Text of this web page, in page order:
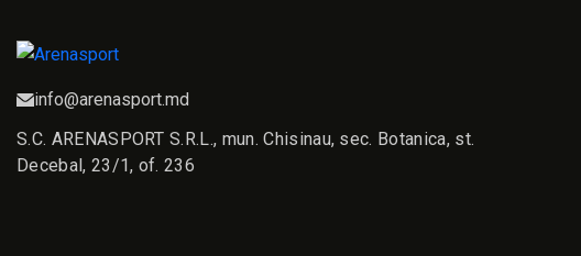
info@arenasport.md
S.C. ARENASPORT S.R.L., mun. Chisinau, sec. Botanica, st.
Decebal, 23/1, of. 236